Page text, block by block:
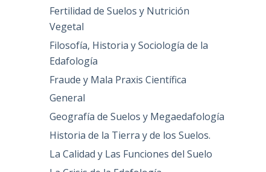
Fertilidad de Suelos y Nutrición
Vegetal
Filosofía, Historia y Sociología de la
Edafología
Fraude y Mala Praxis Científica
General
Geografía de Suelos y Megaedafología
Historia de la Tierra y de los Suelos.
La Calidad y Las Funciones del Suelo